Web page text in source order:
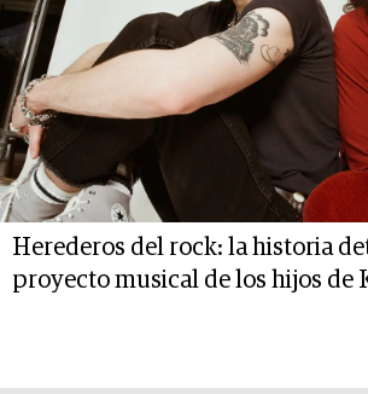
Herederos del rock: la historia
proyecto musical de los hijos de